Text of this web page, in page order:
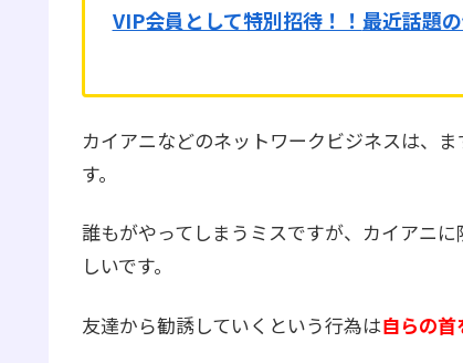
VIP会員として特別招待！！ 最近話題
カイアニなどのネットワークビジネスは、ま
す。
誰もがやってしまうミスですが、カイアニ
しいです。
友達から勧誘していくという行為は自らの首